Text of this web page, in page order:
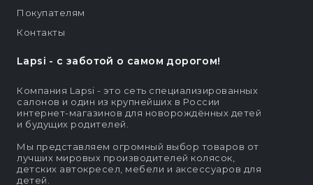
Lapsi - c заботой о самом дорогом!
Компания Lapsi - это сеть специализированных
салонов и один из крупнейших в России
интернет-магазинов для новорождённых детей
и будущих родителей.
Мы представляем огромный выбор товаров от
лучших мировых производителей колясок,
детских автокресел, мебели и аксессуаров для
детей.
Покупателям
Контакты